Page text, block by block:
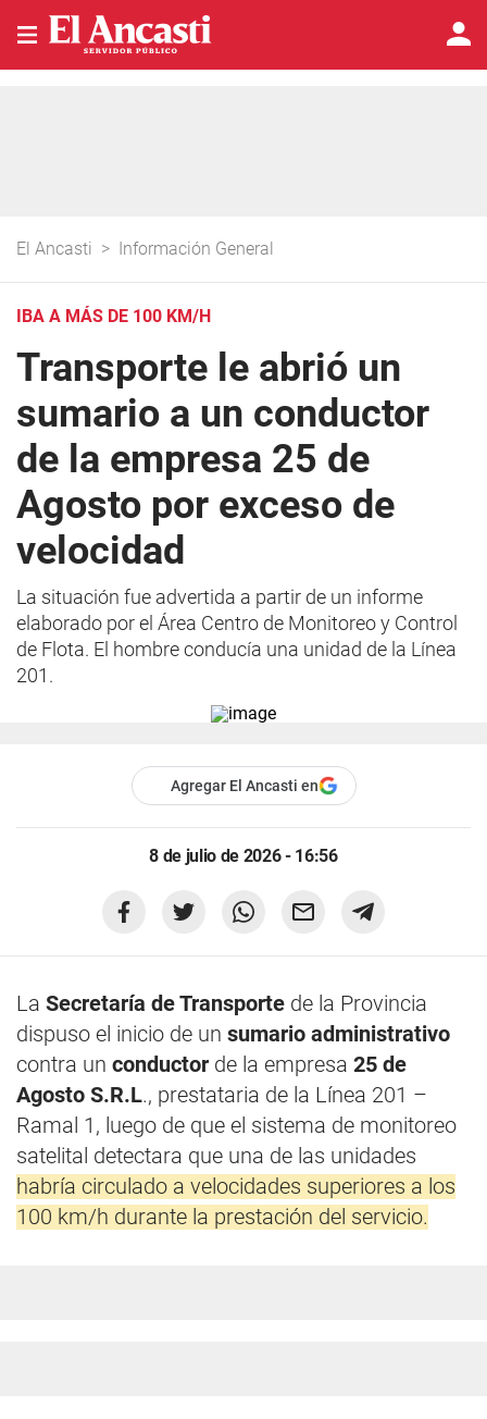
El Ancasti > Información General
IBA A MÁS DE 100 KM/H
Transporte le abrió un
sumario a un conductor
de la empresa 25 de
Agosto por exceso de
velocidad
La situación fue advertida a partir de un informe
elaborado por el Área Centro de Monitoreo y Control
de Flota. El hombre conducía una unidad de la Línea
201.
Agregar El Ancasti en
8 de julio de 2026 - 16:56
La Secretaría de Transporte de la Provincia
dispuso el inicio de un sumario administrativo
contra un conductor de la empresa 25 de
Agosto S.R.L., prestataria de la Línea 201 –
Ramal 1, luego de que el sistema de monitoreo
satelital detectara que una de las unidades
habría circulado a velocidades superiores a los
100 km/h durante la prestación del servicio.